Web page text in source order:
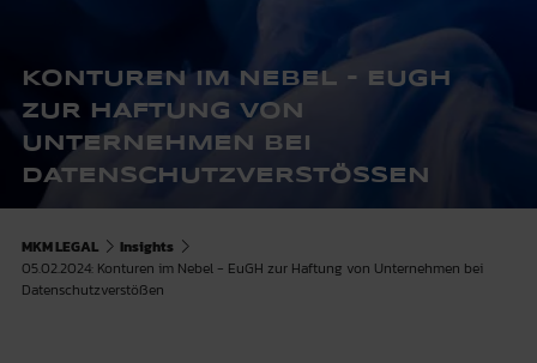
KONTUREN IM NEBEL - EUGH
ZUR HAFTUNG VON
UNTERNEHMEN BEI
DATENSCHUTZVERSTÖSSEN
MKM LEGAL
Insights
05.02.2024: Konturen im Nebel - EuGH zur Haftung von Unternehmen bei
Datenschutzverstößen